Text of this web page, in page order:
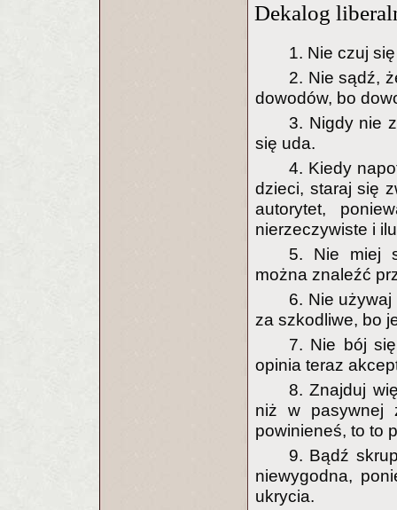
Dekalog
1. Nie czuj
2. Nie sądź,
dowodów, bo
3. Nigdy nie
się uda.
4. Kiedy
dzieci, staraj się
autorytet,
nierzeczywiste i
5. Nie miej
można znaleźć
6. Nie używaj
za szkodliwe, bo
7. Nie bój
opinia teraz
8. Znajduj
niż w pasywnej
powinieneś, to to
9. Bądź
niewygodna,
ukrycia.